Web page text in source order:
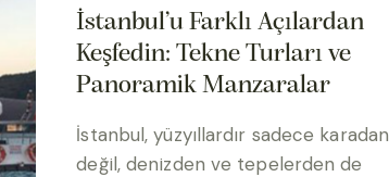
İstanbul’u Farklı Açılardan
Keşfedin: Tekne Turları ve
Panoramik Manzaralar
İstanbul, yüzyıllardır sadece karadan
değil, denizden ve tepelerden de